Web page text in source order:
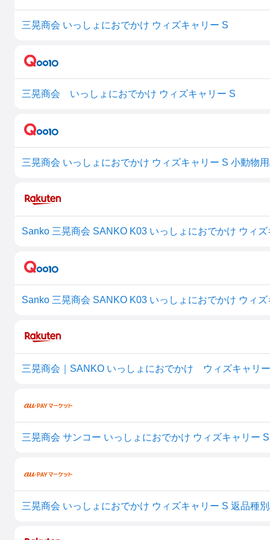
三晃商会 いっしょにおでかけ ウィズキャリー S
三晃商会 いっしょにおでかけ ウィズキャリー S
三晃商会 いっしょにおでかけ ウィズキャリー S 小動物
Sanko 三晃商会 SANKO K03 いっしょにおでかけ ウィズ
Sanko 三晃商会 SANKO K03 いっしょにおでかけ ウィズ
三晃商会｜SANKO いっしょにおでかけ ウィズキャリ
三晃商会 サンコー いっしょにおでかけ ウィズキャリー S
三晃商会 いっしょにおでかけ ウィズキャリー S 返品種